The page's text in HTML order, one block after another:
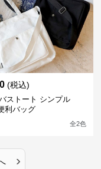
(税込)
ストート シンプル
利バッグ
全2色
›